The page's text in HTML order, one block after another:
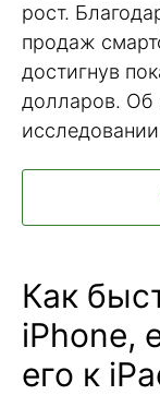
рост.
продаж
достигнув
долларов. Об
Как
iPhone,
его к